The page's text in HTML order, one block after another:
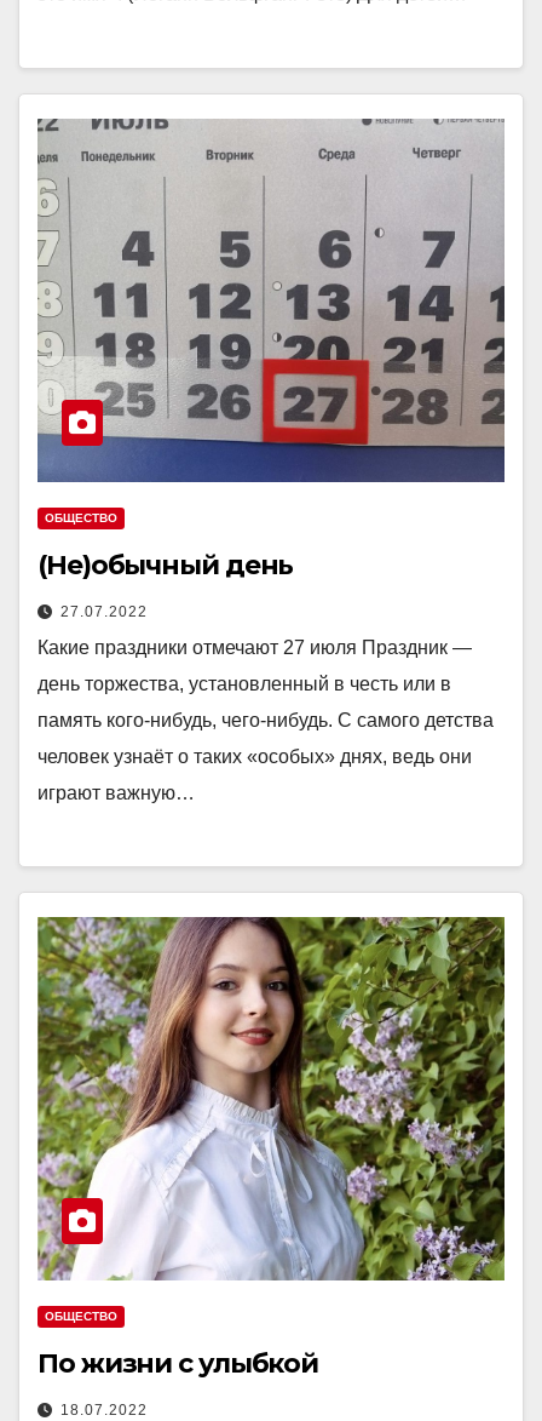
ОБЩЕСТВО
(Не)обычный день
27.07.2022
Какие праздники отмечают 27 июля Праздник —
день торжества, установленный в честь или в
память кого-нибудь, чего-нибудь. С самого детства
человек узнаёт о таких «особых» днях, ведь они
играют важную…
ОБЩЕСТВО
По жизни с улыбкой
18.07.2022